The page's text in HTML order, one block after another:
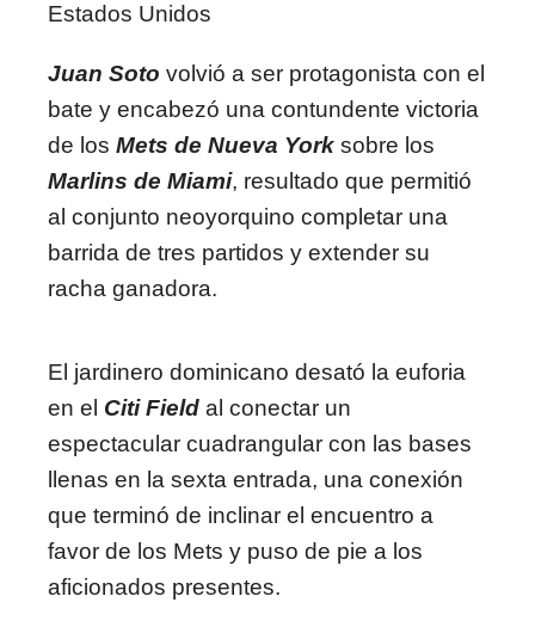
Estados Unidos
Juan Soto volvió a ser protagonista con el
bate y encabezó una contundente victoria
de los Mets de Nueva York sobre los
Marlins de Miami, resultado que permitió
al conjunto neoyorquino completar una
barrida de tres partidos y extender su
racha ganadora.
El jardinero dominicano desató la euforia
en el Citi Field al conectar un
espectacular cuadrangular con las bases
llenas en la sexta entrada, una conexión
que terminó de inclinar el encuentro a
favor de los Mets y puso de pie a los
aficionados presentes.